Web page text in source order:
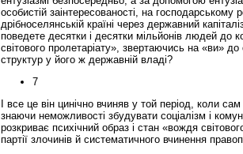
особистій заінтересованості, на господарському
дрібноселянській країні через державний
поведете десятки і десятки мільйонів людей до
світового пролетаріату», звертаючись на «ви»
структур у його ж державній владі?
7
І все це він цинічно вчиняв у той період, коли
знаючи неможливості збудувати соціалізм і
розкриває психічний образ і стан «вождя
партії злочинів й систематичного вчинення